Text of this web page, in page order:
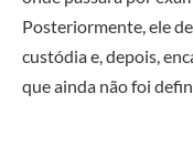
Posteriormente, ele
custódia e, depois,
que ainda não foi